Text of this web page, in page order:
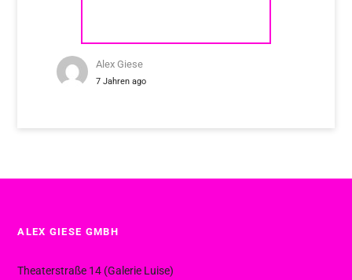
Alex Giese
7 Jahren ago
ALEX GIESE GMBH
Theaterstraße 14 (Galerie Luise)